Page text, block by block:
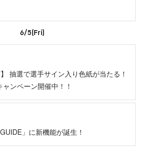
6/5(Fri)
】 抽選で選手サイン入り色紙が当たる！
ンペーン開催中！！
」に新機能が誕生！